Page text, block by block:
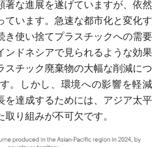
著な進展を遂げていますが、依然
ています。急速な都市化と変化す
き使い捨てプラスチックへの需要
ンドネシアで見られるような効果
スチック廃棄物の大幅な削減につ
。しかし、環境への影響を軽減
を達成するためには、アジア太平
り組みが不可欠です。